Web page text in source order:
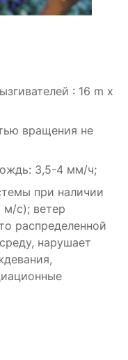
: 16 m x
вращения не
3,5-4 мм/ч;
при наличии
м/с); ветер
распределенной
нарушает